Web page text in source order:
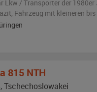
Lkw / Transporter der 1980er
, Fahrzeug mit kleineren
815 NTH
,Tschechoslowakei